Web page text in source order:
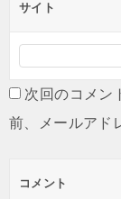
サイト
次回のコメン
前、メールアド
コメント